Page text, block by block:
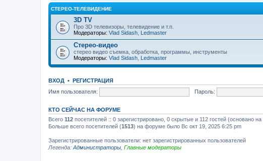
СТЕРЕО-ТЕЛЕВИДЕНИЕ
3D TV
Про 3D телевизоры, телевидение и т.п.
Модераторы: Vlad Sidash Ledmaster
Стерео-видео
стерео видео съемка, обработка, программы, инструменты
Модераторы: Vlad Sidash Ledmaster
ВХОД • РЕГИСТРАЦИЯ
Имя пользователя:
Пароль:
КТО СЕЙЧАС НА ФОРУМЕ
Всего 112 посетителей :: 0 зарегистрировано, 0 скрытые и 112 гостей (основано
Больше всего посетителей (1513) на форуме было Вс окт 19, 2025 6:25 pm
Зарегистрированные пользователи: нет зарегистрированных пользователей
Легенда: Администраторы Главные модераторы